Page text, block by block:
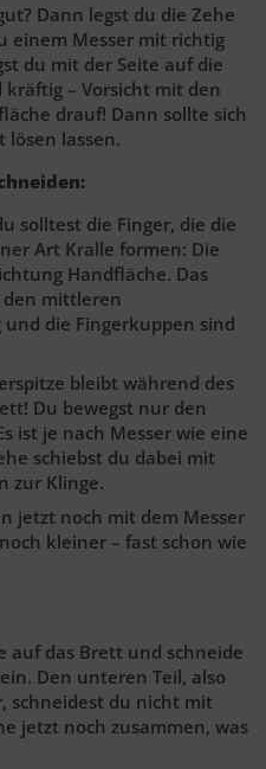
Dann legst du die Zehe
einem Messer mit richtig
du mit der Seite auf die
– Vorsicht mit den
drauf! Dann sollte sich
lösen lassen.
solltest die Finger, die die
Art Kralle formen: Die
Handfläche. Das
mittleren
die Fingerkuppen sind
bleibt während des
Du bewegst nur den
ist je nach Messer wie eine
schiebst du dabei mit
zur Klinge.
jetzt noch mit dem Messer
kleiner – fast schon wie
auf das Brett und schneide
Den unteren Teil, also
schneidest du nicht mit
jetzt noch zusammen, was